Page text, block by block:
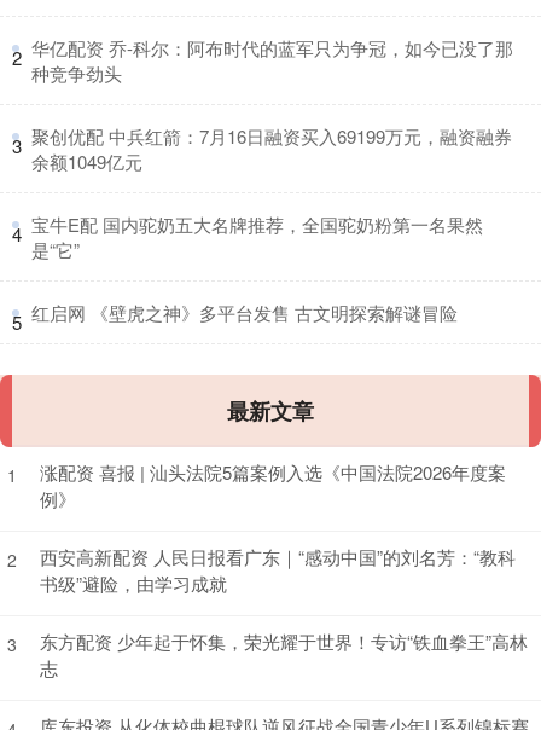
2 ​华亿配资 乔-科尔：阿布时代的蓝军只为争冠，如今已没了那
种竞争劲头
3 ​聚创优配 中兵红箭：7月16日融资买入69199万元，融资融券
余额1049亿元
4 ​宝牛E配 国内驼奶五大名牌推荐，全国驼奶粉第一名果然
是“它”
5 ​红启网 《壁虎之神》多平台发售 古文明探索解谜冒险
最新文章
1
涨配资 喜报 | 汕头法院5篇案例入选《中国法院2026年度案
例》
2
西安高新配资 人民日报看广东｜“感动中国”的刘名芳：“教科
书级”避险，由学习成就
3
东方配资 少年起于怀集，荣光耀于世界！专访“铁血拳王”高林
志